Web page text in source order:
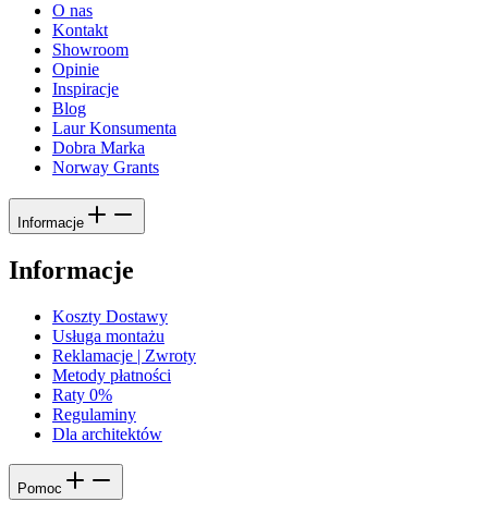
O nas
Kontakt
Showroom
Opinie
Inspiracje
Blog
Laur Konsumenta
Dobra Marka
Norway Grants
Informacje
Informacje
Koszty Dostawy
Usługa montażu
Reklamacje | Zwroty
Metody płatności
Raty 0%
Regulaminy
Dla architektów
Pomoc